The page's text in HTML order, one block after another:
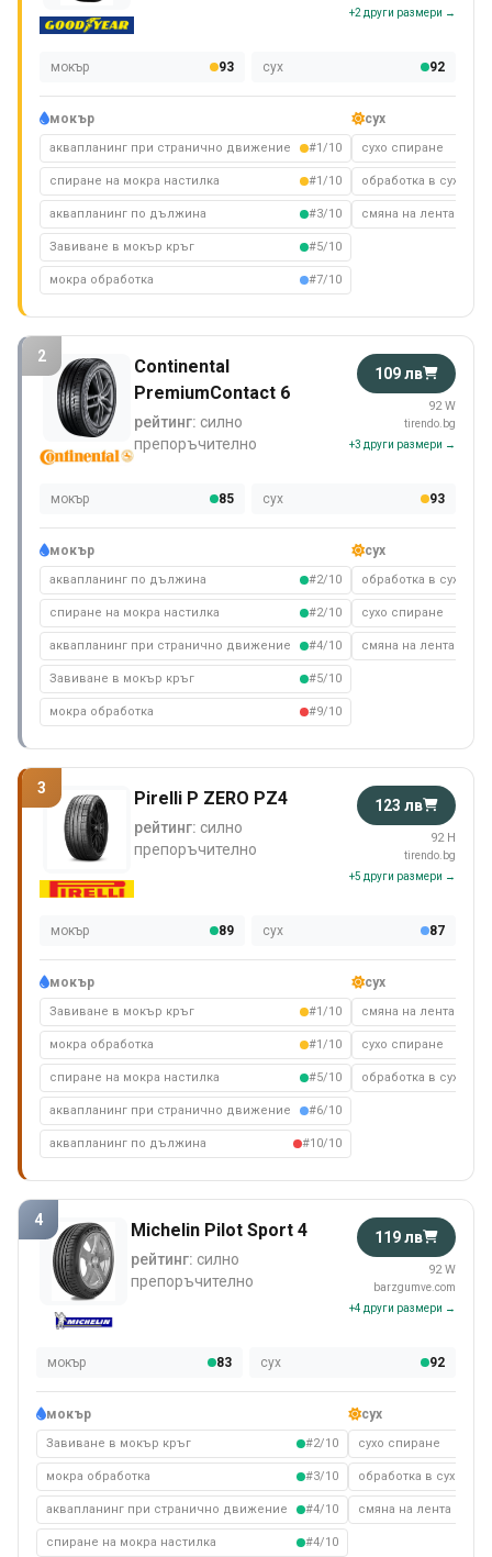
+2 други размери →
мокър 93 сух 92
мокър
аквапланинг при странично движение #1/10
спиране на мокра настилка #1/10
аквапланинг по дължина #3/10
Завиване в мокър кръг #5/10
мокра обработка #7/10
сух
сухо спиране
обработка в сухо
смяна на лента на
2
Continental
PremiumContact 6
рейтинг: силно
препоръчително
109 лв
92 W
tirendo.bg
+3 други размери →
мокър 85 сух 93
мокър
аквапланинг по дължина #2/10
спиране на мокра настилка #2/10
аквапланинг при странично движение #4/10
Завиване в мокър кръг #5/10
мокра обработка #9/10
сух
обработка в сухо
сухо спиране
смяна на лента на
3 Pirelli P ZERO PZ4
рейтинг: силно
препоръчително
123 лв
92 H
tirendo.bg
+5 други размери →
мокър 89 сух 87
мокър
Завиване в мокър кръг #1/10
мокра обработка #1/10
спиране на мокра настилка #5/10
аквапланинг при странично движение #6/10
аквапланинг по дължина #10/10
сух
смяна на лента на
сухо спиране
обработка в сухо
4 Michelin Pilot Sport 4
рейтинг: силно
препоръчително
119 лв
92 W
barzgumve.com
+4 други размери →
мокър 83 сух 92
мокър
Завиване в мокър кръг #2/10
мокра обработка #3/10
аквапланинг при странично движение #4/10
спиране на мокра настилка #4/10
сух
сухо спиране
обработка в сухо
смяна на лента на